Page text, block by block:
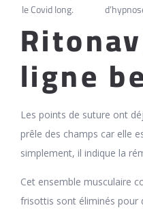
le Covid long.
ligne
Les points de suture ont
prêle des champs car elle
simplement, il indique la
Cet ensemble musculaire
frisottis sont éliminés pour